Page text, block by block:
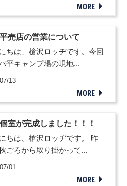
MORE
売店の営業について
ちは、槍沢ロッヂです。今回
平キャンプ場の現地...
13
MORE
室が完成しました！！！
ちは、槍沢ロッヂです。 昨
ごろから取り掛かって...
01
MORE